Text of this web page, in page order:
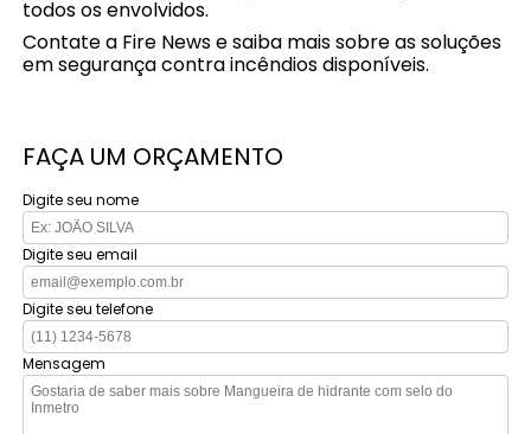
todos os envolvidos.
Contate a Fire News e saiba mais sobre as soluções
em segurança contra incêndios disponíveis.
FAÇA UM ORÇAMENTO
Digite seu nome
Digite seu email
Digite seu telefone
Mensagem